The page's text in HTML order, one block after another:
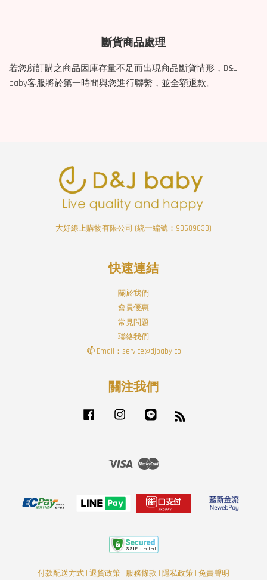
斷貨商品處理
若您所訂購之商品因庫存量不足而出現商品斷貨情形，D&J
baby客服將於第一時間與您進行聯繫，並全額退款。
大好線上購物有限公司 (統一編號：90689633)
快速連結
關於我們
會員優惠
常見問題
聯絡我們
📫 Email：service@djbaby.co
關注我們
Facebook Instagram
Visa Master
付款配送方式 | 退貨政策 | 服務條款 | 隱私政策 | 免責聲明